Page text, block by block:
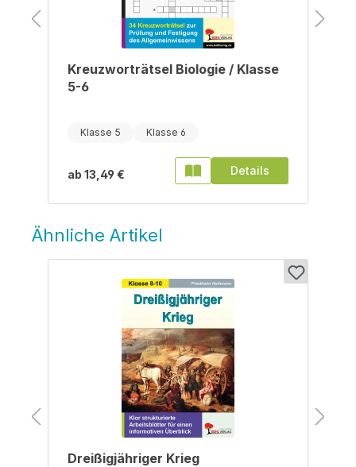
Kreuzworträtsel Biologie / Klasse
5-6
Klasse 5 Klasse 6
ab 13,49 € Details
Ähnliche Artikel
Dreißigjähriger Krieg